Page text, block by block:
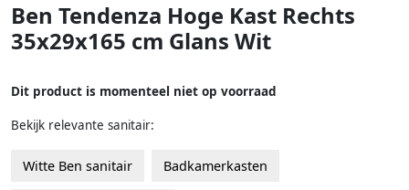
Ben Tendenza Hoge Kast Rechts
35x29x165 cm Glans Wit
Dit product is momenteel niet op voorraad
Bekijk relevante sanitair:
Witte Ben sanitair Badkamerkasten